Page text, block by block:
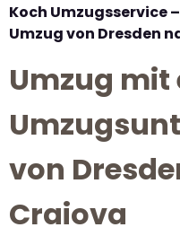
Koch Umzugsservice
Umzug von Dresden
Umzug mit
von
Craiova